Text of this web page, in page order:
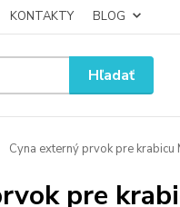
KONTAKTY BLOG
Hľadať
Cyna externý prvok pre krabicu
pre